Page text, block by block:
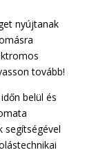
nyújtanak
tovább!
belül és
segítségével